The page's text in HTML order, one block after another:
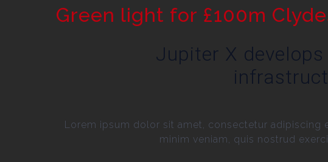
Green light for £100m
Jupiter X
Lorem ipsum dolor sit amet, consectetur
minim veniam, quis nostrud